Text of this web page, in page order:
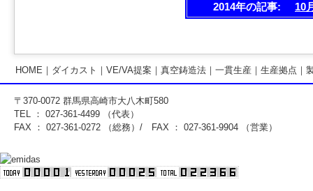
2014年の記事: 10
HOME ｜ ダイカスト ｜ VE/VA提案 ｜ 真空鋳造法 ｜ 一貫生産 ｜ 生産拠点 ｜
〒370-0072 群馬県高崎市大八木町580
TEL ： 027-361-4499 （代表）
FAX ： 027-361-0272 （総務）/ FAX ： 027-361-9904 （営業）